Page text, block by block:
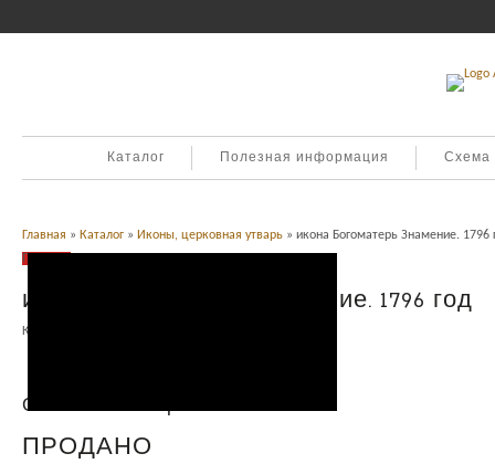
Каталог Полезная информация Схема
Главная » Каталог » Иконы, церковная утварь » икона Богоматерь Знамение. 1796
Продано
икона Богоматерь Знамение. 1796 год
Категория:
Описание товара
ПРОДАНО